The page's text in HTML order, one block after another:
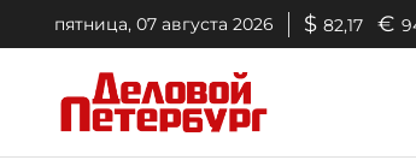
пятница, 07 августа 2026 $ 82,17 €